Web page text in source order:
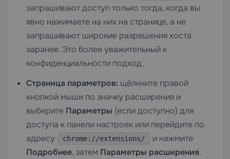
запрашивают доступ только тогда, когда вы
явно нажимаете на них на странице, а не
запрашивают широкие разрешения хоста
заранее. Это более уважительный к
конфиденциальности подход.
Страница параметров: щёлкните правой
кнопкой мыши по значку расширения и
выберите Параметры (если доступно) для
доступа к панели настроек или перейдите по
адресу
chrome://extensions/
и нажмите
Подробнее, затем Параметры расширения.